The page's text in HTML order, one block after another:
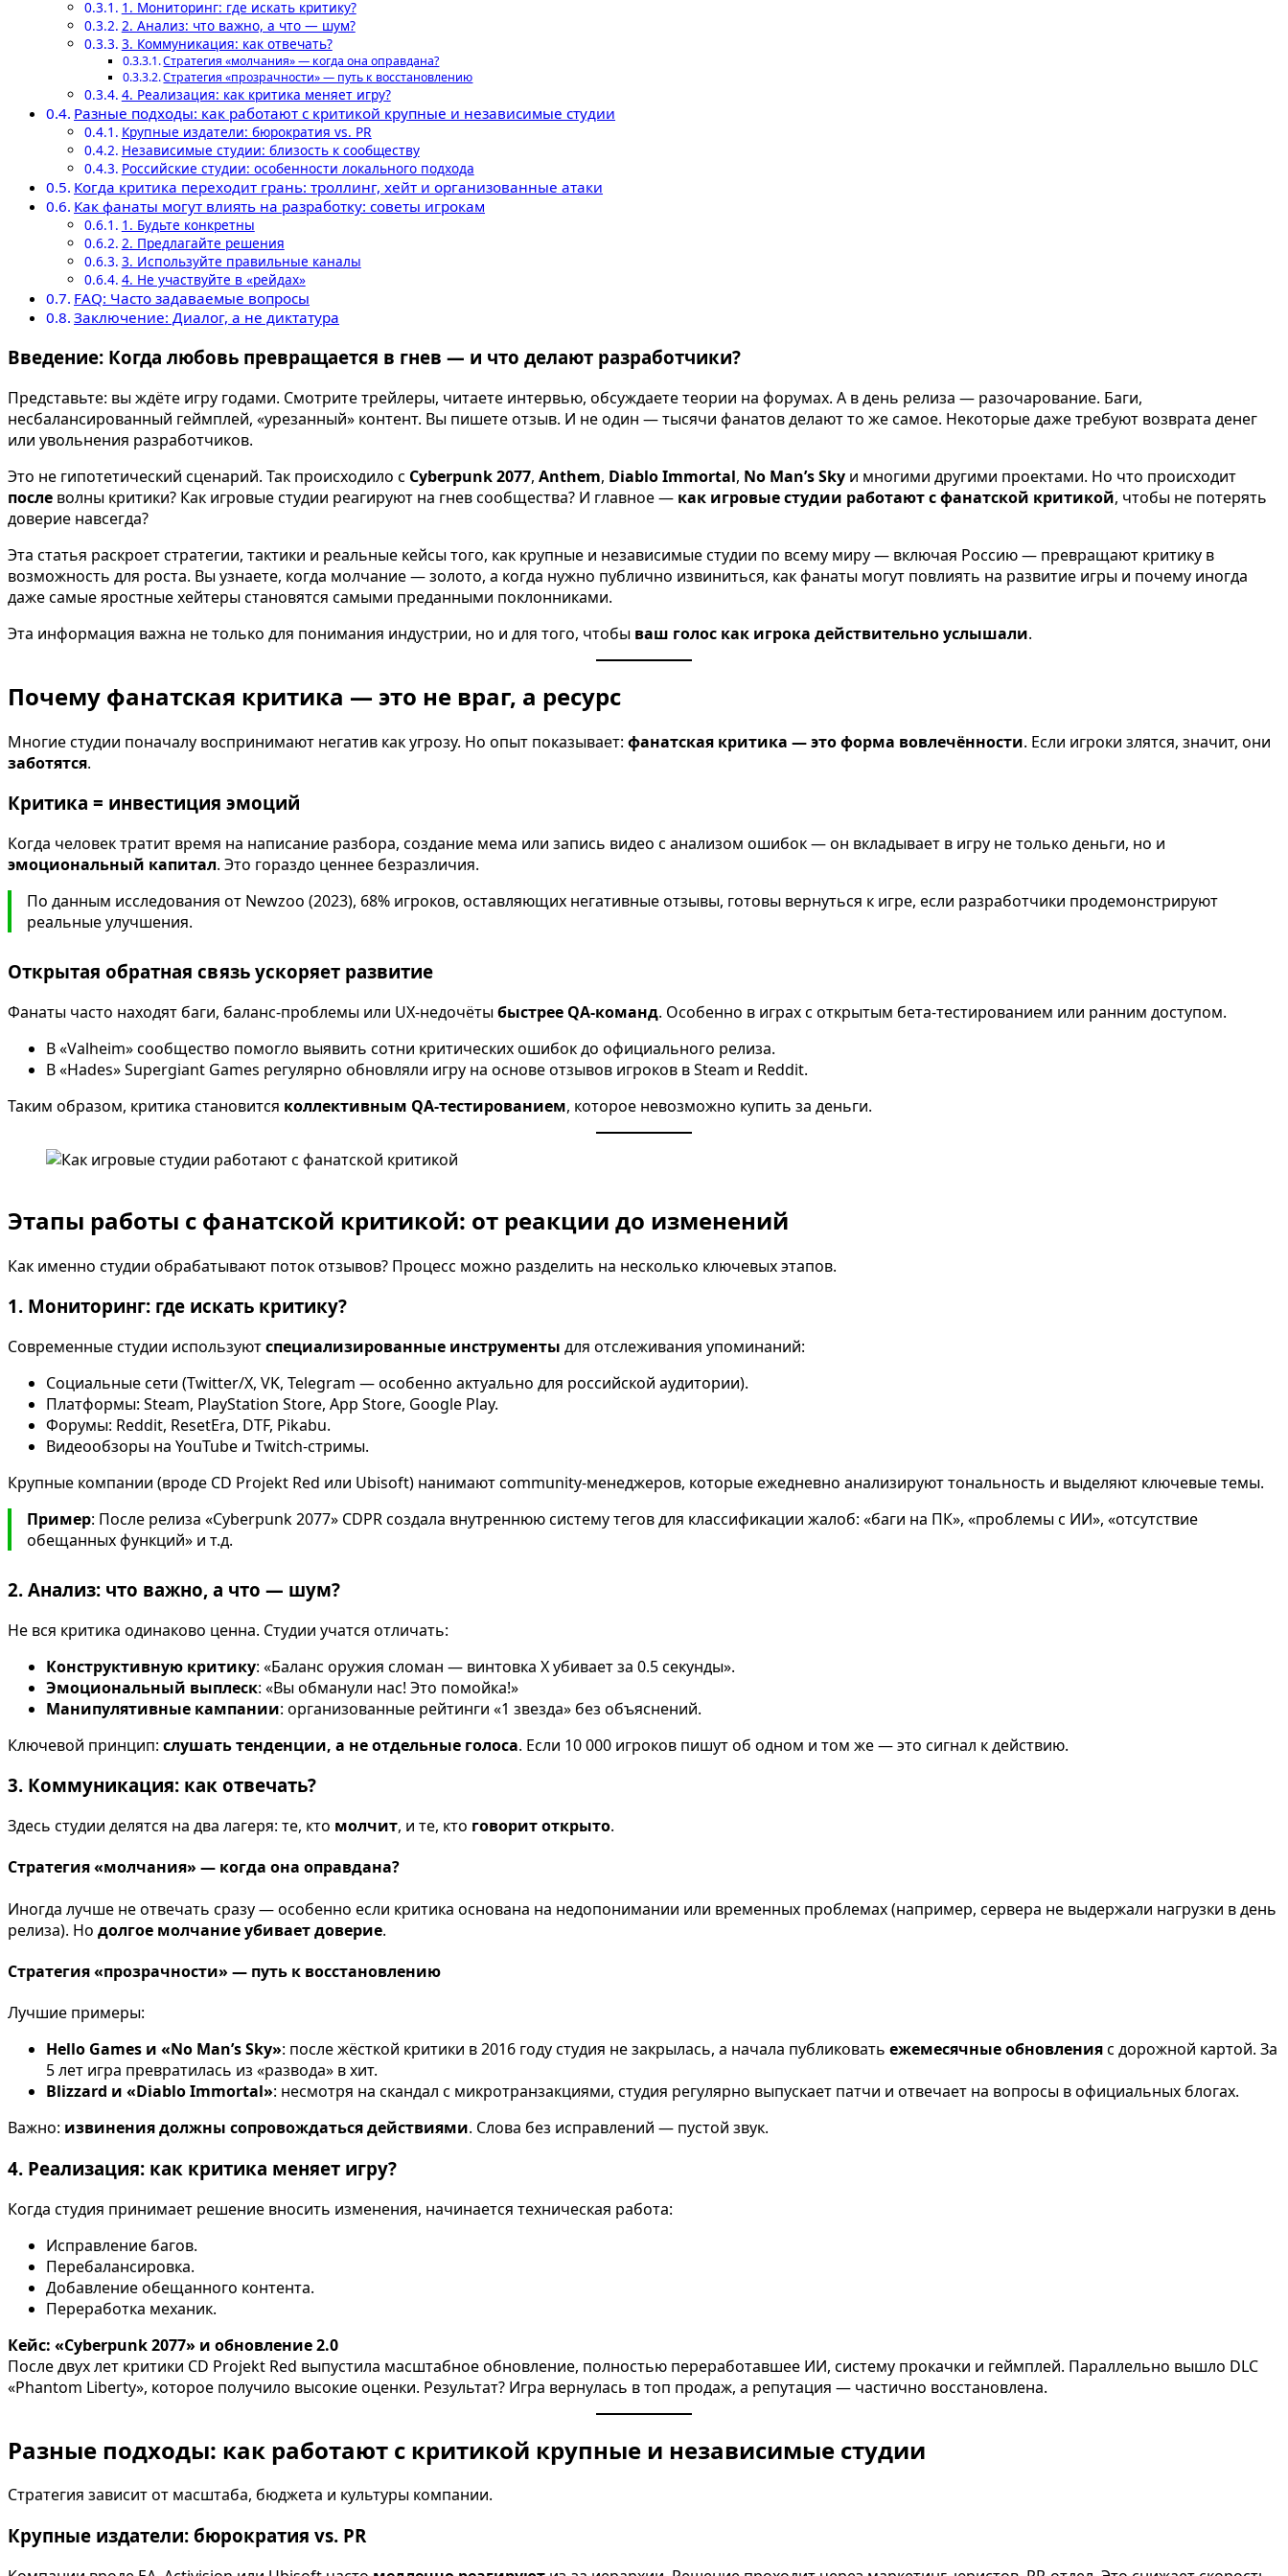
1. Мониторинг: где искать критику?
2. Анализ: что важно, а что — шум?
3. Коммуникация: как отвечать?
Стратегия «молчания» — когда она оправдана?
Стратегия «прозрачности» — путь к восстановлению
4. Реализация: как критика меняет игру?
Разные подходы: как работают с критикой крупные и независимые студии
Крупные издатели: бюрократия vs. PR
Независимые студии: близость к сообществу
Российские студии: особенности локального подхода
Когда критика переходит грань: троллинг, хейт и организованные атаки
Как фанаты могут влиять на разработку: советы игрокам
1. Будьте конкретны
2. Предлагайте решения
3. Используйте правильные каналы
4. Не участвуйте в «рейдах»
FAQ: Часто задаваемые вопросы
Заключение: Диалог, а не диктатура
Введение: Когда любовь превращается в гнев — и что делают разработчики?
Представьте: вы ждёте игру годами. Смотрите трейлеры, читаете интервью, обсуждаете теории на форумах. А в день релиза — разочарование. Баги,
несбалансированный геймплей, «урезанный» контент. Вы пишете отзыв. И не один — тысячи фанатов делают то же самое. Некоторые даже требуют возврата денег
или увольнения разработчиков.
Это не гипотетический сценарий. Так происходило с Cyberpunk 2077, Anthem, Diablo Immortal, No Man’s Sky и многими другими проектами. Но что происходит
после волны критики? Как игровые студии реагируют на гнев сообщества? И главное — как игровые студии работают с фанатской критикой, чтобы не потерять
доверие навсегда?
Эта статья раскроет стратегии, тактики и реальные кейсы того, как крупные и независимые студии по всему миру — включая Россию — превращают критику в
возможность для роста. Вы узнаете, когда молчание — золото, а когда нужно публично извиниться, как фанаты могут повлиять на развитие игры и почему иногда
даже самые яростные хейтеры становятся самыми преданными поклонниками.
Эта информация важна не только для понимания индустрии, но и для того, чтобы ваш голос как игрока действительно услышали.
Почему фанатская критика — это не враг, а ресурс
Многие студии поначалу воспринимают негатив как угрозу. Но опыт показывает: фанатская критика — это форма вовлечённости. Если игроки злятся, значит, они
заботятся.
Критика = инвестиция эмоций
Когда человек тратит время на написание разбора, создание мема или запись видео с анализом ошибок — он вкладывает в игру не только деньги, но и
эмоциональный капитал. Это гораздо ценнее безразличия.
По данным исследования от Newzoo (2023), 68% игроков, оставляющих негативные отзывы, готовы вернуться к игре, если разработчики продемонстрируют
реальные улучшения.
Открытая обратная связь ускоряет развитие
Фанаты часто находят баги, баланс-проблемы или UX-недочётыбыстрее QA-команд. Особенно в играх с открытым бета-тестированием или ранним доступом.
В «Valheim» сообщество помогло выявить сотни критических ошибок до официального релиза.
В «Hades» Supergiant Games регулярно обновляли игру на основе отзывов игроков в Steam и Reddit.
Таким образом, критика становится коллективным QA-тестированием, которое невозможно купить за деньги.
Этапы работы с фанатской критикой: от реакции до изменений
Как именно студии обрабатывают поток отзывов? Процесс можно разделить на несколько ключевых этапов.
1. Мониторинг: где искать критику?
Современные студии используютспециализированные инструменты для отслеживания упоминаний:
Социальные сети (Twitter/X, VK, Telegram — особенно актуально для российской аудитории).
Платформы: Steam, PlayStation Store, App Store, Google Play.
Форумы: Reddit, ResetEra, DTF, Pikabu.
Видеообзоры на YouTube и Twitch-стримы.
Крупные компании (вроде CD Projekt Red или Ubisoft) нанимают community-менеджеров, которые ежедневно анализируют тональность и выделяют ключевые темы.
Пример: После релиза «Cyberpunk 2077» CDPR создала внутреннюю систему тегов для классификации жалоб: «баги на ПК», «проблемы с ИИ», «отсутствие
обещанных функций» и т.д.
2. Анализ: что важно, а что — шум?
Не вся критика одинаково ценна. Студии учатся отличать:
Конструктивную критику: «Баланс оружия сломан — винтовка X убивает за 0.5 секунды».
Эмоциональный выплеск: «Вы обманули нас! Это помойка!»
Манипулятивные кампании: организованные рейтинги «1 звезда» без объяснений.
Ключевой принцип: слушать тенденции, а не отдельные голоса. Если 10 000 игроков пишут об одном и том же — это сигнал к действию.
3. Коммуникация: как отвечать?
Здесь студии делятся на два лагеря: те, кто молчит, и те, кто говорит открыто.
Стратегия «молчания» — когда она оправдана?
Иногда лучше не отвечать сразу — особенно если критика основана на недопонимании или временных проблемах (например, сервера не выдержали нагрузки в день
релиза). Но долгое молчание убивает доверие.
Стратегия «прозрачности» — путь к восстановлению
Лучшие примеры:
Hello Games и «No Man’s Sky»: после жёсткой критики в 2016 году студия не закрылась, а начала публиковать ежемесячные обновленияс дорожной картой. За
5 лет игра превратилась из «развода» в хит.
Blizzard и «Diablo Immortal»: несмотря на скандал с микротранзакциями, студия регулярно выпускает патчи и отвечает на вопросы в официальных блогах.
Важно: извинения должны сопровождаться действиями. Слова без исправлений — пустой звук.
4. Реализация: как критика меняет игру?
Когда студия принимает решение вносить изменения, начинается техническая работа:
Исправление багов.
Перебалансировка.
Добавление обещанного контента.
Переработка механик.
Кейс: «Cyberpunk 2077» и обновление 2.0
После двух лет критики CD Projekt Red выпустила масштабное обновление, полностью переработавшее ИИ, систему прокачки и геймплей. Параллельно вышло DLC
«Phantom Liberty», которое получило высокие оценки. Результат? Игра вернулась в топ продаж, а репутация — частично восстановлена.
Разные подходы: как работают с критикой крупные и независимые студии
Стратегия зависит от масштаба, бюджета и культуры компании.
Крупные издатели: бюрократия vs. PR